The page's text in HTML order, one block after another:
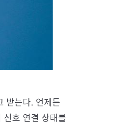
받는다. 언제든
호 연결 상태를